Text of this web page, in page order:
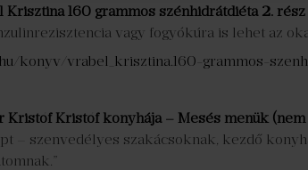
Krisztina 160 grammos szénhidrátdiéta 2.
vagy fogyókúra is lehet az
konyv/vrabel_krisztina.160-grammos-
Kristóf Kristóf konyhája – Mesés menük
– szenvedélyes szakácsoknak, kezdő